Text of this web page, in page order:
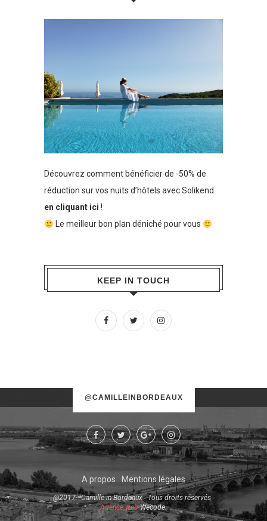
Découvrez comment bénéficier de -50% de
réduction sur vos nuits d’hôtels avec Solikend
en cliquant ici !
Le meilleur bon plan déniché pour vous
KEEP IN TOUCH
@CAMILLEINBORDEAUX
Try some other hashtag or username
A propos Mentions légales
@2017 - Camille in Bordeaux - Tous droits réservés -
Agence webWecode.